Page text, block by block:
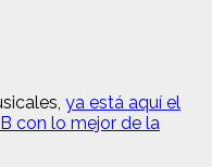
ya está aquí el
con lo mejor de la